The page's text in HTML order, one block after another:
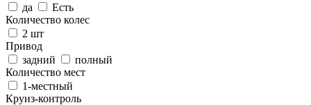
да
Есть
Количество колес
2 шт
Привод
задний
полный
Количество мест
1-местный
Круиз-контроль